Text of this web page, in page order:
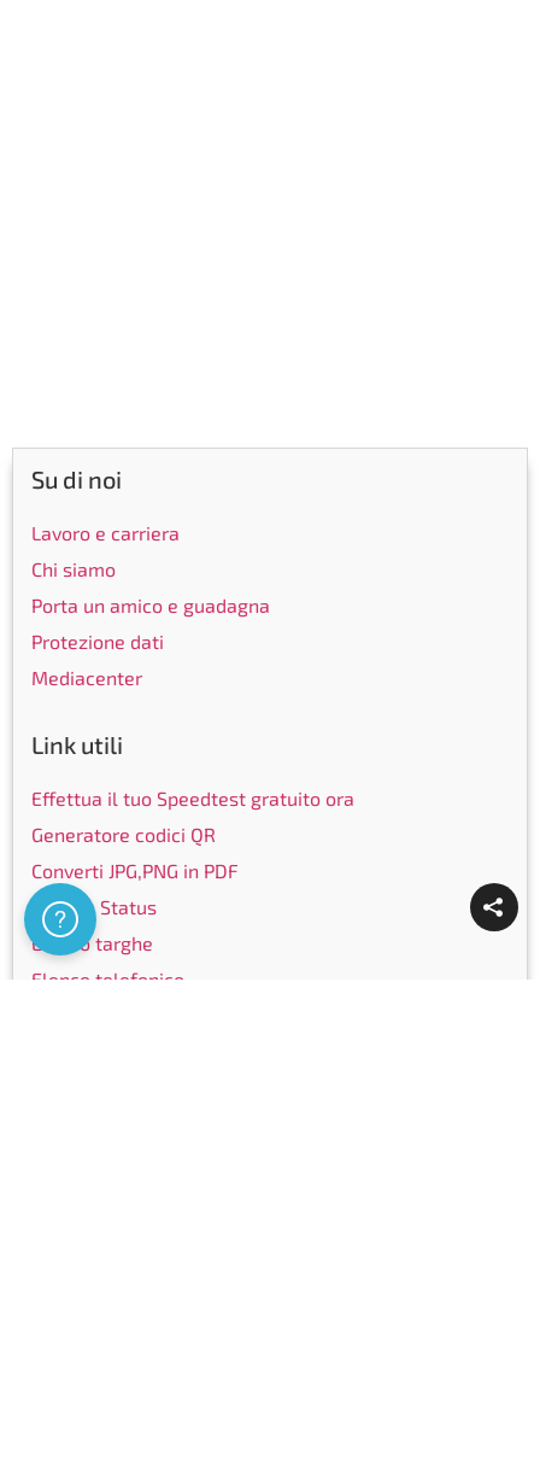
Su di noi
Lavoro e carriera
Chi siamo
Porta un amico e guadagna
Protezione dati
Mediacenter
Link utili
Effettua il tuo Speedtest gratuito ora
Generatore codici QR
Converti JPG,PNG in PDF
Service Status
Elenco targhe
Elenco telefonico
Assistenza